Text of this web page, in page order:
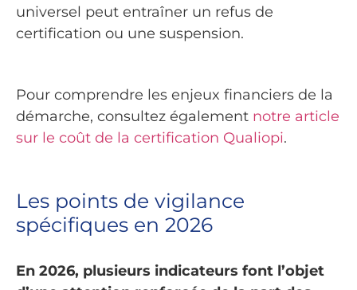
universel peut entraîner un refus de
certification ou une suspension.
Pour comprendre les enjeux financiers de la
démarche, consultez également notre article
sur le coût de la certification Qualiopi.
Les points de vigilance
spécifiques en 2026
En 2026, plusieurs indicateurs font l’objet